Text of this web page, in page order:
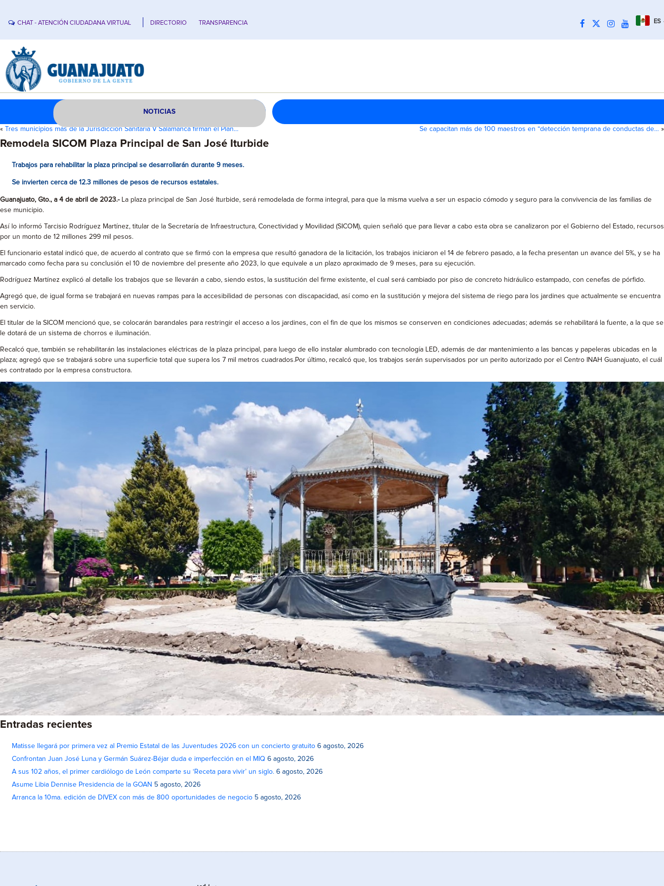
CHAT - ATENCIÓN CIUDADANA VIRTUAL DIRECTORIO TRANSPARENCIA ES
NOTICIAS
« Tres municipios más de la Jurisdicción Sanitaria V Salamanca firman el Plan… Se capacitan más de 100 maestros en “detección temprana de conductas de… »
Remodela SICOM Plaza Principal de San José Iturbide
Trabajos para rehabilitar la plaza principal se desarrollarán durante 9 meses.
Se invierten cerca de 12.3 millones de pesos de recursos estatales.
Guanajuato, Gto., a 4 de abril de 2023.-La plaza principal de San José Iturbide, será remodelada de forma integral, para que la misma vuelva a ser un espacio cómodo y seguro para la convivencia de las familias de
ese municipio.
Así lo informó Tarcisio Rodríguez Martínez, titular de la Secretaría de Infraestructura, Conectividad y Movilidad (SICOM), quien señaló que para llevar a cabo esta obra se canalizaron por el Gobierno del Estado, recursos
por un monto de 12 millones 299 mil pesos.
El funcionario estatal indicó que, de acuerdo al contrato que se firmó con la empresa que resultó ganadora de la licitación, los trabajos iniciaron el 14 de febrero pasado, a la fecha presentan un avance del 5%, y se ha
marcado como fecha para su conclusión el 10 de noviembre del presente año 2023, lo que equivale a un plazo aproximado de 9 meses, para su ejecución.
Rodríguez Martínez explicó al detalle los trabajos que se llevarán a cabo, siendo estos, la sustitución del firme existente, el cual será cambiado por piso de concreto hidráulico estampado, con cenefas de pórfido.
Agregó que, de igual forma se trabajará en nuevas rampas para la accesibilidad de personas con discapacidad, así como en la sustitución y mejora del sistema de riego para los jardines que actualmente se encuentra
en servicio.
El titular de la SICOM mencionó que, se colocarán barandales para restringir el acceso a los jardines, con el fin de que los mismos se conserven en condiciones adecuadas; además se rehabilitará la fuente, a la que se
le dotará de un sistema de chorros e iluminación.
Recalcó que, también se rehabilitarán las instalaciones eléctricas de la plaza principal, para luego de ello instalar alumbrado con tecnología LED, además de dar mantenimiento a las bancas y papeleras ubicadas en la
plaza; agregó que se trabajará sobre una superficie total que supera los 7 mil metros cuadrados.Por último, recalcó que, los trabajos serán supervisados por un perito autorizado por el Centro INAH Guanajuato, el cuál
es contratado por la empresa constructora.
Entradas recientes
Matisse llegará por primera vez al Premio Estatal de las Juventudes 2026 con un concierto gratuito 6 agosto, 2026
Confrontan Juan José Luna y Germán Suárez-Béjar duda e imperfección en el MIQ 6 agosto, 2026
A sus 102 años, el primer cardiólogo de León comparte su ‘Receta para vivir’ un siglo. 6 agosto, 2026
Asume Libia Dennise Presidencia de la GOAN 5 agosto, 2026
Arranca la 10ma. edición de DIVEX con más de 800 oportunidades de negocio 5 agosto, 2026